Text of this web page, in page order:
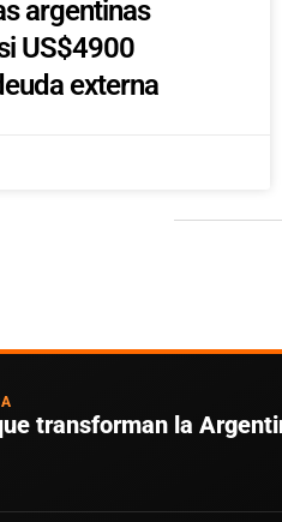
argentinas
US$4900
externa
transforman la